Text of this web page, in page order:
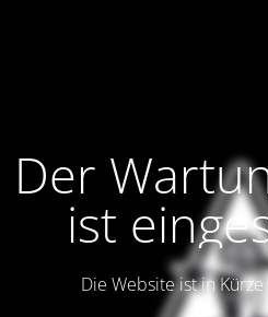
Der
ist
Die Website ist in